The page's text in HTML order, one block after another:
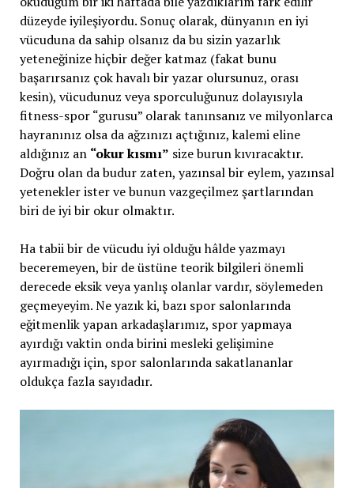
düzeyde iyileşiyordu. Sonuç olarak, dünyanın en iyi
vücuduna da sahip olsanız da bu sizin yazarlık
yeteneğinize hiçbir değer katmaz (fakat bunu
başarırsanız çok havalı bir yazar olursunuz, orası
kesin), vücudunuz veya sporculuğunuz dolayısıyla
fitness-spor “gurusu” olarak tanınsanız ve milyonlarca
hayranınız olsa da ağzınızı açtığınız, kalemi eline
aldığınız an “okur kısmı” size burun kıvıracaktır.
Doğru olan da budur zaten, yazınsal bir eylem, yazınsal
yetenekler ister ve bunun vazgeçilmez şartlarından
biri de iyi bir okur olmaktır.
Ha tabii bir de vücudu iyi olduğu hâlde yazmayı
beceremeyen, bir de üstüne teorik bilgileri önemli
derecede eksik veya yanlış olanlar vardır, söylemeden
geçmeyeyim. Ne yazık ki, bazı spor salonlarında
eğitmenlik yapan arkadaşlarımız, spor yapmaya
ayırdığı vaktin onda birini mesleki gelişimine
ayırmadığı için, spor salonlarında sakatlananlar
oldukça fazla sayıdadır.